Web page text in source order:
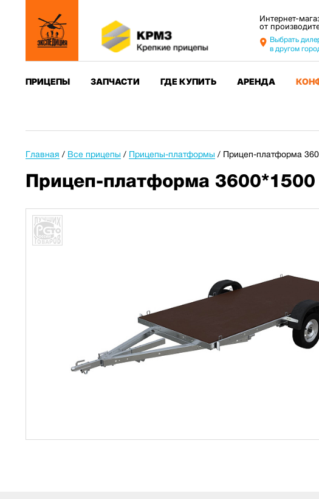
Интернет-
от
Выбрать
в другом
ПРИЦЕПЫ ЗАПЧАСТИ ГДЕ КУПИТЬ АРЕНДА
Главная / Все прицепы / Прицепы-платформы / Прицеп-платформа
Прицеп-платформа 3600*1500